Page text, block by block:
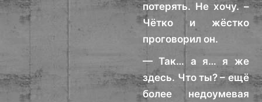
потерять. Не хочу. –
Чётко и жёстко
проговорил он.
— Так… а я… я же
здесь. Что ты? – ещё
более недоумевая